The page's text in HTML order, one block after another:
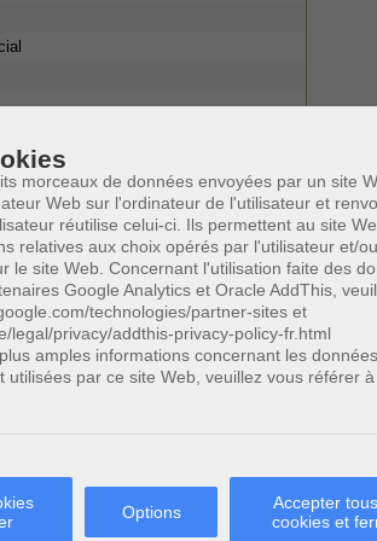
morceaux de données envoyées par un site
Web sur l'ordinateur de l'utilisateur et
réutilise celui-ci. Ils permettent au site
relatives aux choix opérés par l'utilisateur et/
le site Web. Concernant l'utilisation faite des
Google Analytics et Oracle AddThis,
technologies/partner-sites et
legal/privacy/addthis-privacy-policy-fr.html
amples informations concernant les données
utilisées par ce site Web, veuillez vous référer
Options
Accepter
cookies et
d’occuper les lieux
personnellement
ses descendants, ses enfants adoptifs,
adoptifs de celui-ci, ses collatéraux et
contrer les éventuelles manigances d’un
et ne pas s’étendre au concubin ou au
ou une amiepour pouvoir résilier le bail
le bailleur ou ses proches d’habiter les
la nature de cette occupation. L’occupant
ou encore le siège de ses activités
9
, elle doit néanmoins être réelle et
utiliser l’adresse de l’immeuble comme
du bien. «
bailleur ou, en cas de prorogation, la
effectivement et de façon continue
travaux en vue d’occuper les lieux
12 .
qu’avec uncongéde six mois donné au